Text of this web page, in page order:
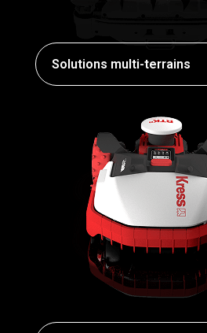
Solutions multi-terrains